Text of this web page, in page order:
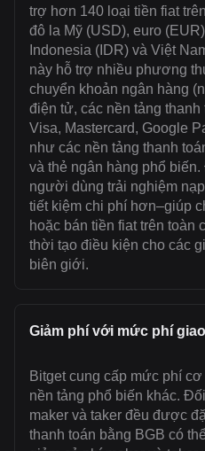
trợ hơn 140 loại tiền fiat
đô la Mỹ (USD), euro
Indonesia (IDR) và Việt
này hỗ trợ nhiều phương
chuyển khoản ngân hàng
điện tử, các nền tảng
Visa, Mastercard, Google
như các nền tảng thanh
và thẻ ngân hàng phổ
người dùng trải nghiệm
tiết kiệm chi phí hơn–giúp
hoặc bán tiền fiat trên toàn
thời tạo điều kiện cho các
biên giới.
Giảm phí với mức phí
Bitget cung cấp mức phí
nền tảng phổ biến khác.
maker và taker đều được
thanh toán bằng BGB có